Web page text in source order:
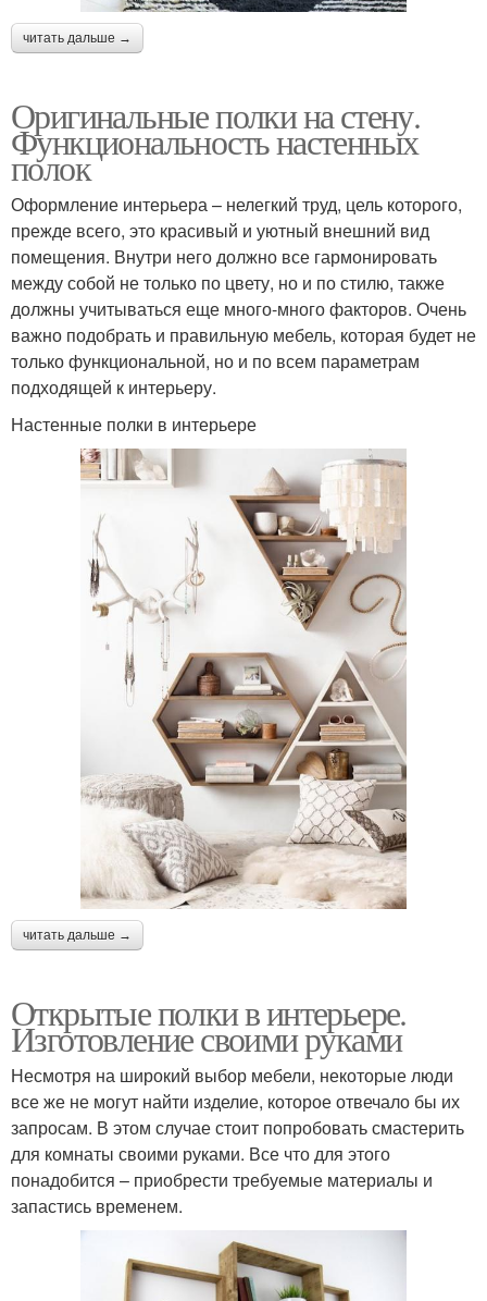
читать дальше →
Оригинальные полки на стену.
Функциональность настенных
полок
Оформление интерьера – нелегкий труд, цель которого,
прежде всего, это красивый и уютный внешний вид
помещения. Внутри него должно все гармонировать
между собой не только по цвету, но и по стилю, также
должны учитываться еще много-много факторов. Очень
важно подобрать и правильную мебель, которая будет не
только функциональной, но и по всем параметрам
подходящей к интерьеру.
Настенные полки в интерьере
читать дальше →
Открытые полки в интерьере.
Изготовление своими руками
Несмотря на широкий выбор мебели, некоторые люди
все же не могут найти изделие, которое отвечало бы их
запросам. В этом случае стоит попробовать смастерить
для комнаты своими руками. Все что для этого
понадобится – приобрести требуемые материалы и
запастись временем.